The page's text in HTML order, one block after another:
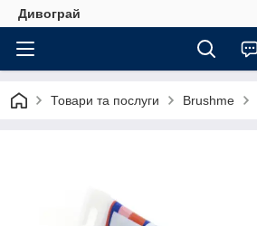
Дивограй
Товари та послуги Brushme